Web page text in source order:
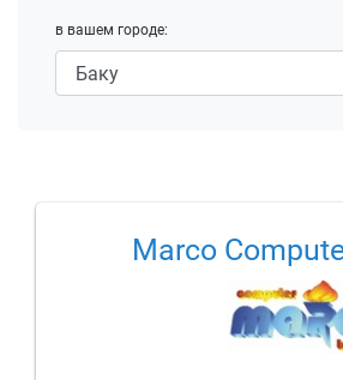
в вашем городе:
Marco